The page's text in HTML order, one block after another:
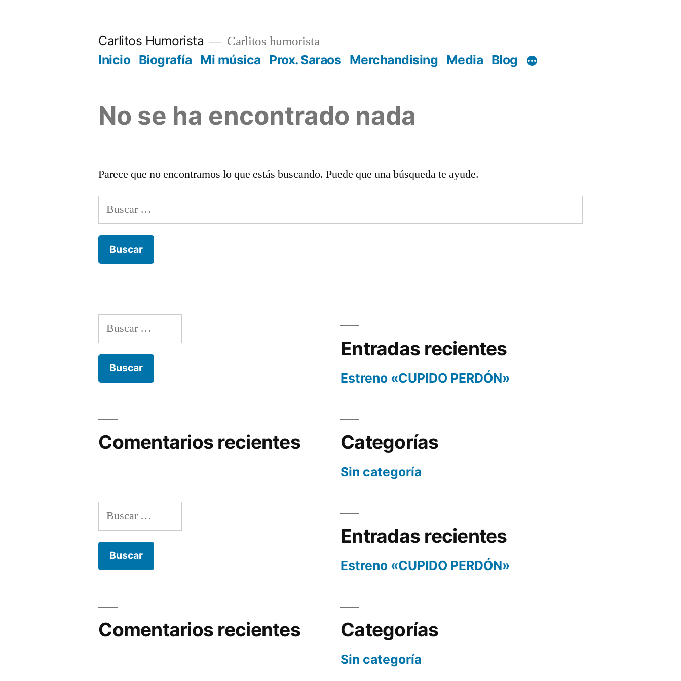
Carlitos Humorista Carlitos humorista
Inicio Biografía Mi música Prox. Saraos Merchandising Media Blog
No se ha encontrado nada
Parece que no encontramos lo que estás buscando. Puede que una búsqueda te ayude.
Buscar:
Buscar:
Entradas recientes
Estreno «CUPIDO PERDÓN»
Comentarios recientes Categorías
Sin categoría
Buscar:
Entradas recientes
Estreno «CUPIDO PERDÓN»
Comentarios recientes Categorías
Sin categoría